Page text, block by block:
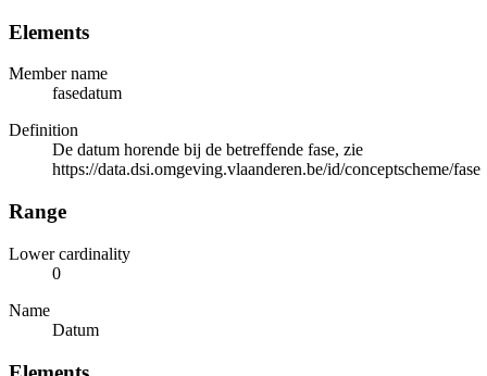
Elements
Member name
fasedatum
Definition
De datum horende bij de betreffende fase, zie
https://data.dsi.omgeving.vlaanderen.be/id/conceptscheme/fase
Range
Lower cardinality
0
Name
Datum